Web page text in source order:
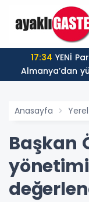
17:34
Almanya’dan
Anasayfa Yerel
Başkan
yönetimi